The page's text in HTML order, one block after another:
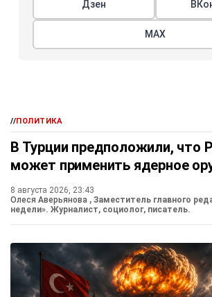
Дзен
МАХ
//ПОЛИТИКА
В Турции предположили, что
может применить ядерное
8 августа 2026, 23:43
Олеся Аверьянова , Заместитель главного
недели». Журналист, социолог, писатель.